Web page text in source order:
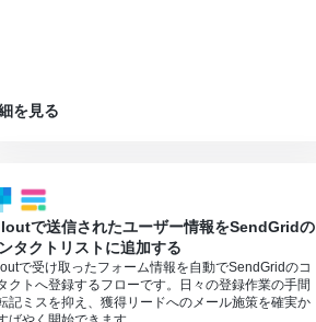
を見る
で送信されたユーザー情報をSendGridの
タクトリストに追加する
で受け取ったフォーム情報を自動でSendGridのコ
クトへ登録するフローです。日々の登録作業の手間
記ミスを抑え、獲得リードへのメール施策を確実か